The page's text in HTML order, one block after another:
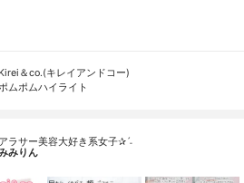
Kirei＆co.(キレイアンドコー)
ムポムハイライト
アラサー美容大好き系女子✰ˊ˗
みりん